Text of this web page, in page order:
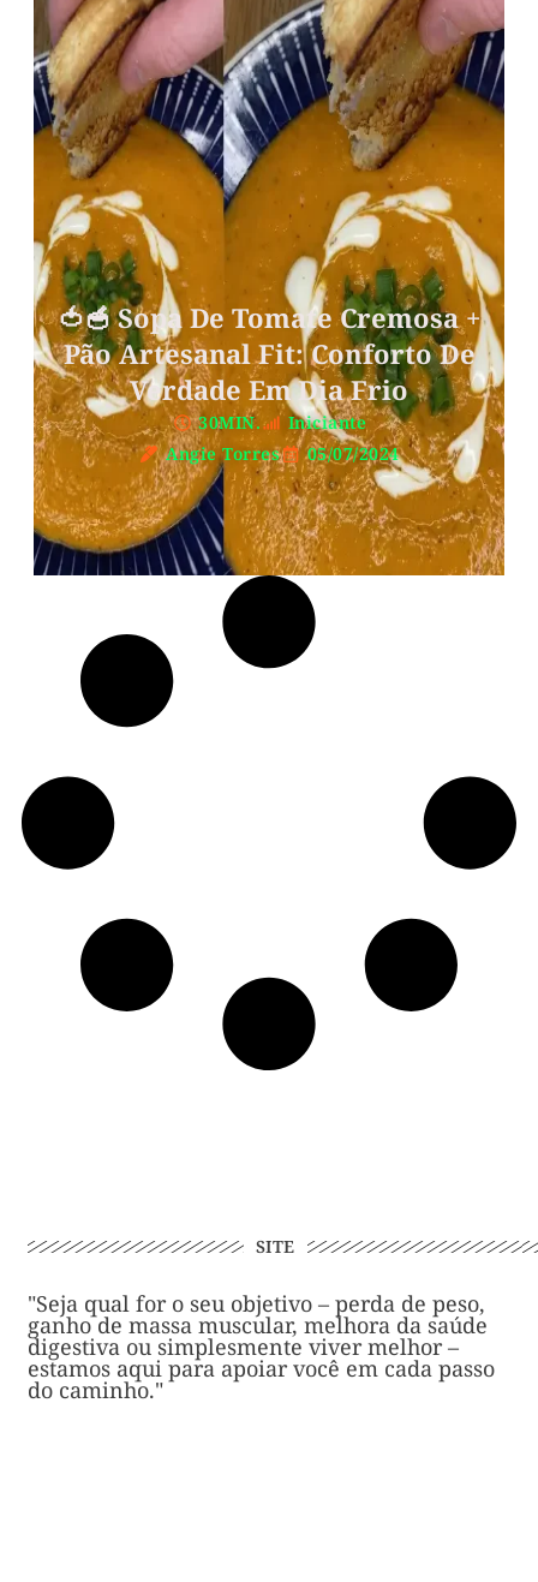
🍅🥣 Sopa De Tomate Cremosa +
Pão Artesanal Fit: Conforto De
Verdade Em Dia Frio
30MIN.
Iniciante
Angie Torres
05/07/2024
SITE
"Seja qual for o seu objetivo – perda de peso,
ganho de massa muscular, melhora da saúde
digestiva ou simplesmente viver melhor –
estamos aqui para apoiar você em cada passo
do caminho."